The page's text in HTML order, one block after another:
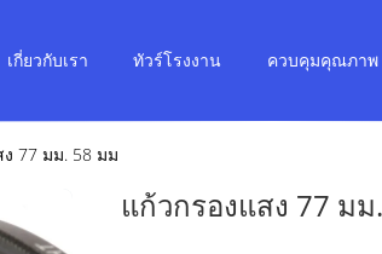
เกี่ยวกับเรา ทัวร์โรงงาน ควบคุมคุณภาพ
77 มม. 58 มม
แก้วกรองแสง 77 ม